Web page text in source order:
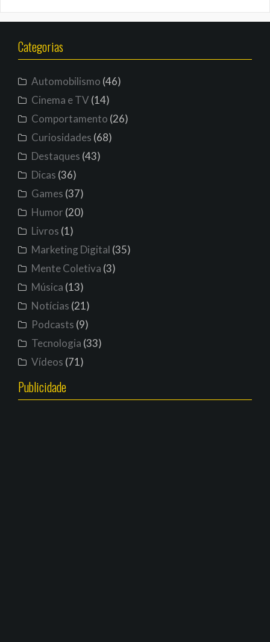
Categorias
Automobilismo (46)
Cinema e TV(14)
Comportamento (26)
Curiosidades (68)
Destaques (43)
Dicas (36)
Games (37)
Humor (20)
Livros (1)
Marketing Digital (35)
Mente Coletiva (3)
Música (13)
Notícias (21)
Podcasts (9)
Tecnologia (33)
Vídeos (71)
Publicidade